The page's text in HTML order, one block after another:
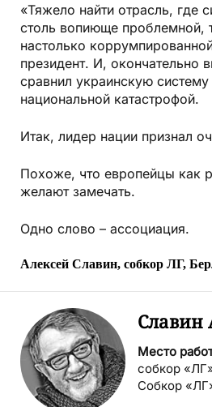
«Тяжело найти отрасль, где
столь вопиюще проблемной,
настолько
президент. И, окончательно
сравнил украинскую
национальной катастрофой.
Итак, лидер нации признал
Похоже, что европейцы как
желают замечать.
Одно слово – ассоциация.
Алексей Славин, собкор ЛГ,
Славин
Место
собкор
Собкор